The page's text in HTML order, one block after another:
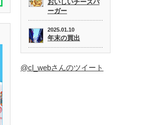
おいしいチーズバ
ーガー
2025.01.10
年末の買出
@cl_webさんのツイート